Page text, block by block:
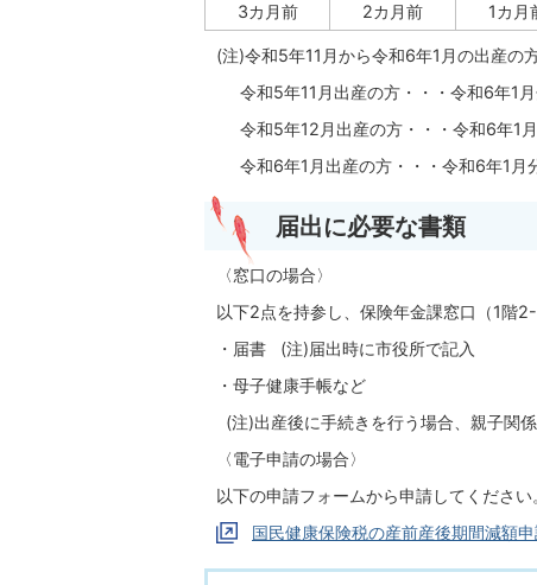
3カ月前
2カ月前 1カ月
(注)令和5年11月から令和6年1月の出産の
令和5年11月出産の方・・・令和6年1
令和5年12月出産の方・・・令和6年1
令和6年1月出産の方・・・令和6年1月
届出に必要な書類
〈窓口の場合〉
以下2点を持参し、保険年金課窓口（1階
・届書 (注)届出時に市役所で記入
・母子健康手帳など
(注)出産後に手続きを行う場合、親子関
〈電子申請の場合〉
以下の申請フォームから申請してください
国民健康保険税の産前産後期間減額